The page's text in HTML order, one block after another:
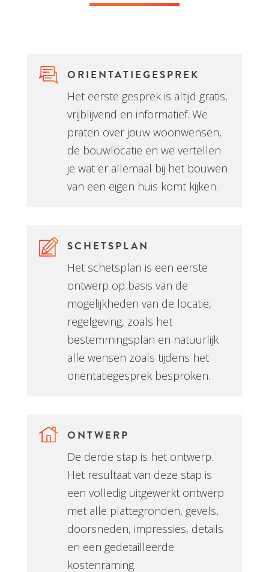
ORIENTATIEGESPREK
Het eerste gesprek is altijd gratis,
vrijblijvend en informatief. We
praten over jouw woonwensen,
de bouwlocatie en we vertellen
je wat er allemaal bij het bouwen
van een eigen huis komt kijken.
SCHETSPLAN
Het schetsplan is een eerste
ontwerp op basis van de
mogelijkheden van de locatie,
regelgeving, zoals het
bestemmingsplan en natuurlijk
alle wensen zoals tijdens het
oriëntatiegesprek besproken.
ONTWERP
De derde stap is het ontwerp.
Het resultaat van deze stap is
een volledig uitgewerkt ontwerp
met alle plattegronden, gevels,
doorsneden, impressies, details
en een gedetailleerde
kostenraming.